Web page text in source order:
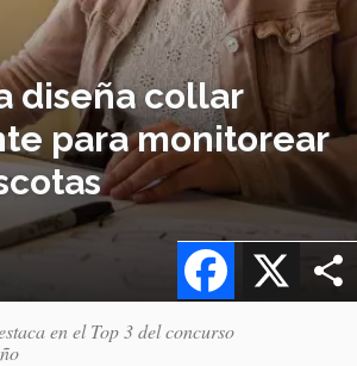
diseña collar
para monitorear
X
Facebook
en el Top 3 del concurso